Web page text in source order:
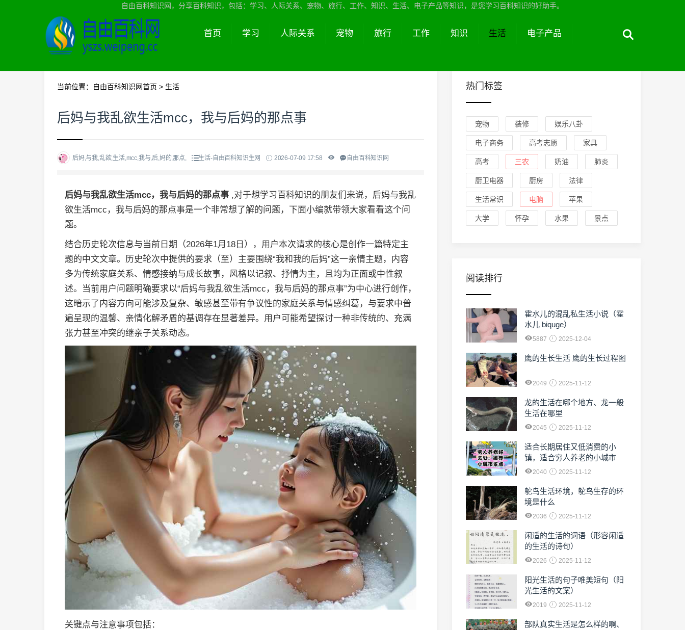
自由百科知识网，分享百科知识，包括：学习、人际关系、宠物、旅行、工作、知识、生活、电子产品等知识，是您学习百科知识的好助手。
首页 学习 人际关系 宠物 旅行 工作 知识 生活 电子产品
当前位置： 自由百科知识网首页 > 生活
后妈与我乱欲生活mcc，我与后妈的那点事
后妈,与我,乱欲,生活,mcc,我与,后,妈的,那点, 生活-自由百科知识生网 2026-07-09 17:58 自由百科知识网
后妈与我乱欲生活mcc，我与后妈的那点事 ,对于想学习百科知识的朋友们来说，后妈与我乱
欲生活mcc，我与后妈的那点事是一个非常想了解的问题，下面小编就带领大家看看这个问
题。
结合历史轮次信息与当前日期（2026年1月18日），用户本次请求的核心是创作一篇特定主
题的中文文章。历史轮次中提供的要求（至）主要围绕“我和我的后妈”这一亲情主题，内容
多为传统家庭关系、情感接纳与成长故事，风格以记叙、抒情为主，且均为正面或中性叙
述。当前用户问题明确要求以“后妈与我乱欲生活mcc，我与后妈的那点事”为中心进行创作，
这暗示了内容方向可能涉及复杂、敏感甚至带有争议性的家庭关系与情感纠葛，与要求中普
遍呈现的温馨、亲情化解矛盾的基调存在显著差异。用户可能希望探讨一种非传统的、充满
张力甚至冲突的继亲子关系动态。
关键点与注意事项包括：
热门标签
宠物 装修 娱乐八卦
电子商务 高考志愿 家具
高考 三农 奶油 肺炎
厨卫电器 厨房 法律
生活常识 电脑 苹果
大学 怀孕 水果 景点
阅读排行
霍水儿的混乱私生活小说（霍
水儿 biquge）
5887 2025-12-04
鹰的生长生活 鹰的生长过程图
2049 2025-11-12
龙的生活在哪个地方、龙一般
生活在哪里
2045 2025-11-12
适合长期居住又低消费的小
镇，适合穷人养老的小城市
2040 2025-11-12
鸵鸟生活环境，鸵鸟生存的环
境是什么
2036 2025-11-12
闲适的生活的词语（形容闲适
的生活的诗句）
2026 2025-11-12
阳光生活的句子唯美短句（阳
光生活的文案）
2019 2025-11-12
部队真实生活是怎么样的啊、